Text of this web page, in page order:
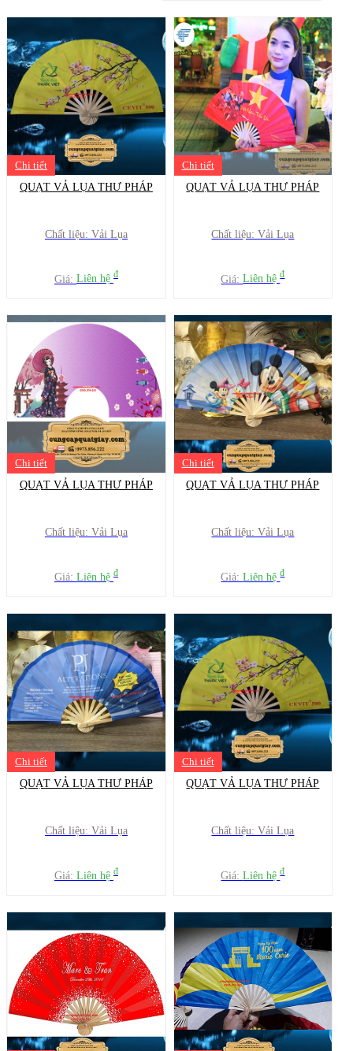
Chi tiết
QUẠT VẢ LỤA THƯ PHÁP
Chất liệu: Vải Lụa
Giá: Liên hệ đ
Chi tiết
QUẠT VẢ LỤA THƯ PHÁP
Chất liệu: Vải Lụa
Giá:Liên hệđ
Chi tiết
QUẠT VẢ LỤA THƯ PHÁP
Chất liệu: Vải Lụa
Giá: Liên hệ đ
Chi tiết
QUẠT VẢ LỤA THƯ PHÁP
Chất liệu: Vải Lụa
Giá:Liên hệđ
Chi tiết
QUẠT VẢ LỤA THƯ PHÁP
Chất liệu: Vải Lụa
Giá: Liên hệ đ
Chi tiết
QUẠT VẢ LỤA THƯ PHÁP
Chất liệu: Vải Lụa
Giá:Liên hệđ